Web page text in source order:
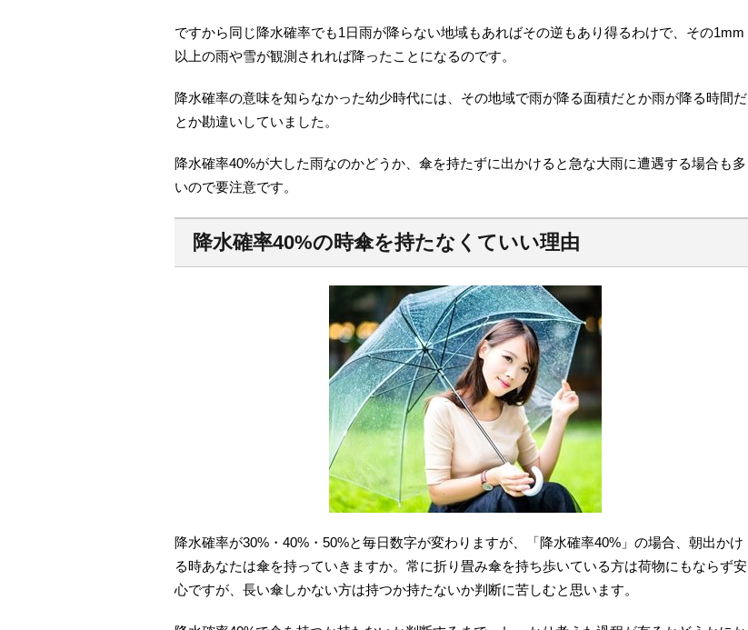
ですから同じ降水確率でも1日雨が降らない地域もあればその逆もあり得るわけで、その1mm
以上の雨や雪が観測されれば降ったことになるのです。
降水確率の意味を知らなかった幼少時代には、その地域で雨が降る面積だとか雨が降る時間だ
とか勘違いしていました。
降水確率40%が大した雨なのかどうか、傘を持たずに出かけると急な大雨に遭遇する場合も多
いので要注意です。
降水確率40%の時傘を持たなくていい理由
降水確率が30%・40%・50%と毎日数字が変わりますが、「降水確率40%」の場合、朝出かけ
る時あなたは傘を持っていきますか。常に折り畳み傘を持ち歩いている方は荷物にもならず安
心ですが、長い傘しかない方は持つか持たないか判断に苦しむと思います。